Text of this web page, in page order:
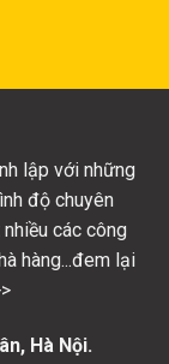
lập với những
độ chuyên
các công
hàng...đem lại
Hà Nội.